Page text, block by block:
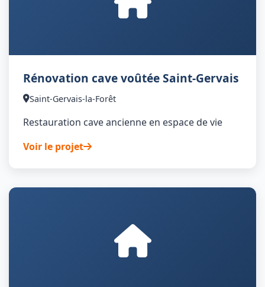
Rénovation cave voûtée Saint-Gervais
Saint-Gervais-la-Forêt
Restauration cave ancienne en espace de vie
Voir le projet